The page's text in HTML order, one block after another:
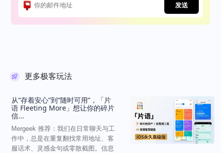
发送
更多极客玩法
从“存着安心”到“随时可用”，「片
语 Fleeting More」想让你的碎片
信...
Mergeek 推荐：我们在日常聊天与工
作中，总是在重复翻找常用地址、客
服话术、灵感金句或零散截图。信息